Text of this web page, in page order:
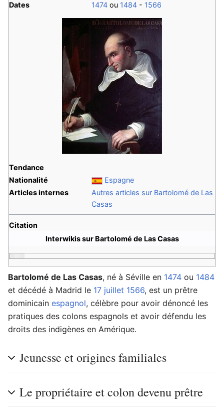
Dates 1474 ou 1484 - 1566
Tendance
Nationalité
Espagne
Articles internes
Autres articles sur Bartolomé de Las
Casas
Citation
Interwikis sur Bartolomé de Las Casas
Bartolomé de Las Casas, né à Séville en 1474 ou 1484
et décédé à Madrid le 17 juillet 1566, est un prêtre
dominicain espagnol, célèbre pour avoir dénoncé les
pratiques des colons espagnols et avoir défendu les
droits des indigènes en Amérique.
Jeunesse et origines familiales
Le propriétaire et colon devenu prêtre